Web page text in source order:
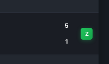
5
1
Z